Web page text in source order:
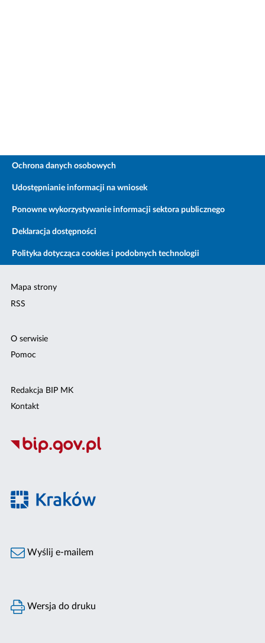
Ochrona danych osobowych
Udostępnianie informacji na wniosek
Ponowne wykorzystywanie informacji sektora publicznego
Deklaracja dostępności
Polityka dotycząca cookies i podobnych technologii
Mapa strony
RSS
O serwisie
Pomoc
Redakcja BIP MK
Kontakt
Wyślij e-mailem
Wersja do druku